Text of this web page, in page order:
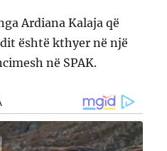
Ardiana Kalaja që
është kthyer në një
në SPAK.